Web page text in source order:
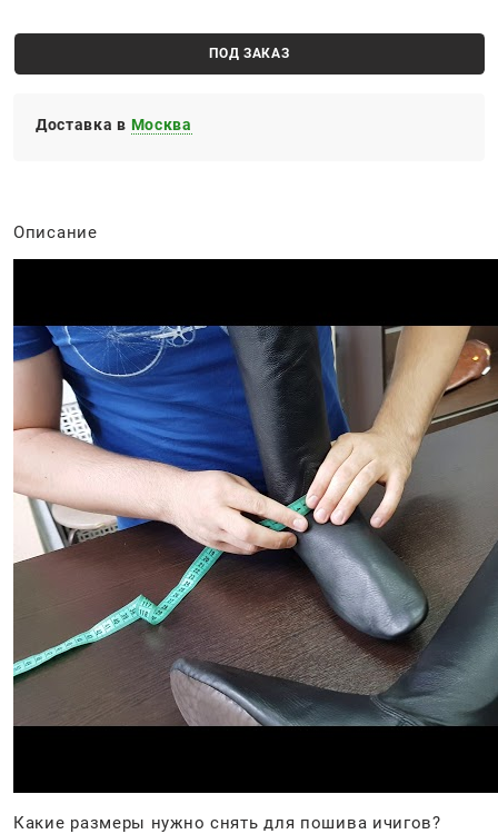
ПОД ЗАКАЗ
Доставка в Москва
Описание
Какие размеры нужно снять для пошива ичигов?